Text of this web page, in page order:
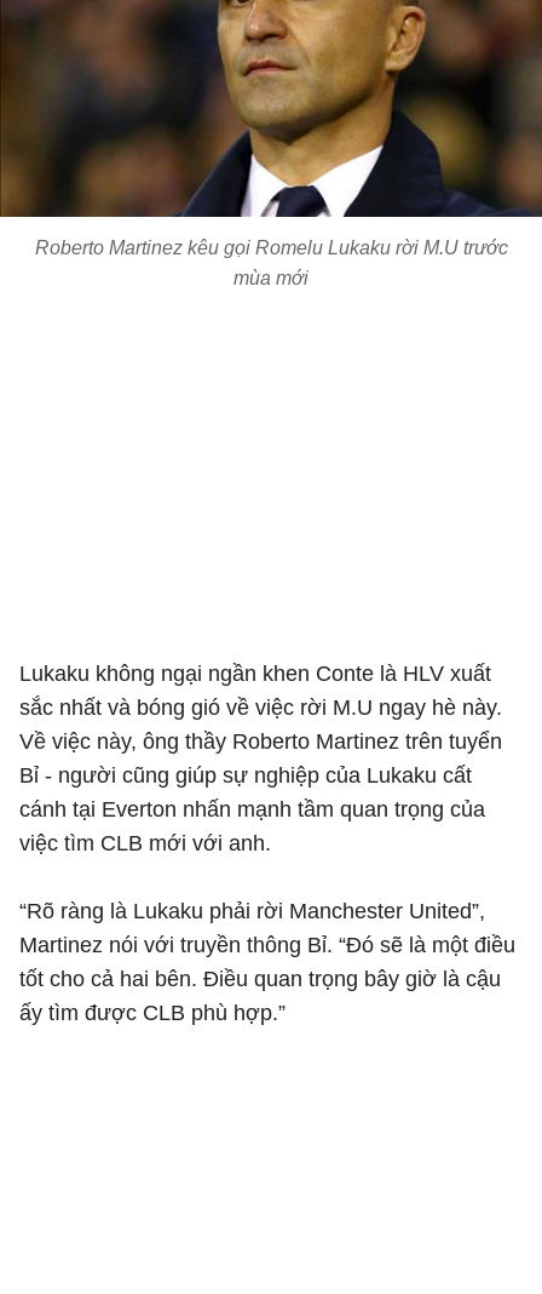
Roberto Martinez kêu gọi Romelu Lukaku rời M.U trước
mùa mới
Lukaku không ngại ngần khen Conte là HLV xuất
sắc nhất và bóng gió về việc rời M.U ngay hè này.
Về việc này, ông thầy Roberto Martinez trên tuyển
Bỉ - người cũng giúp sự nghiệp của Lukaku cất
cánh tại Everton nhấn mạnh tầm quan trọng của
việc tìm CLB mới với anh.
“Rõ ràng là Lukaku phải rời Manchester United”,
Martinez nói với truyền thông Bỉ. “Đó sẽ là một điều
tốt cho cả hai bên. Điều quan trọng bây giờ là cậu
ấy tìm được CLB phù hợp.”